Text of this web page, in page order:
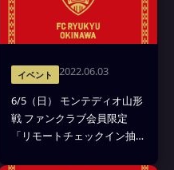
イベント 2022.06.03
6/5（日） モンテディオ山形
戦 ファンクラブ会員限定
「リモートチェックイン抽